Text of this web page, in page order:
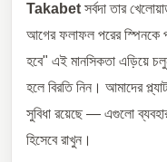
Takabet সর্বদা তার
আগের ফলাফল পরের স্পিনকে
হবে" এই মানসিকতা এড়িয়ে
হলে বিরতি নিন। আমাদের
সুবিধা রয়েছে — এগুলো
হিসেবে রাখুন।